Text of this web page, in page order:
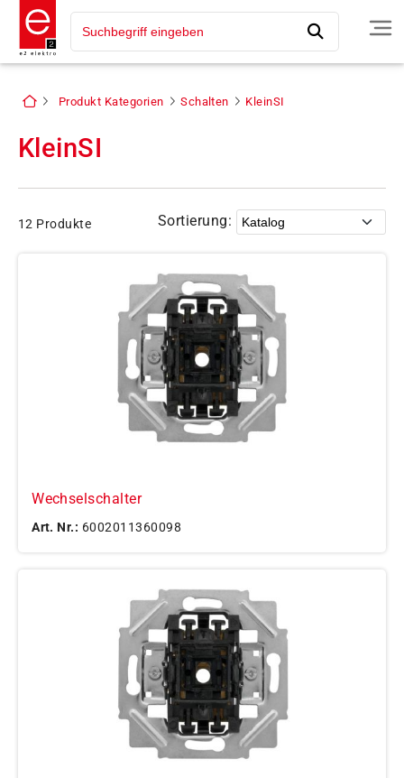
Produkt Kategorien Schalten KleinSI
KleinSI
12 Produkte Sortierung:
Wechselschalter
Art. Nr.: 6002011360098